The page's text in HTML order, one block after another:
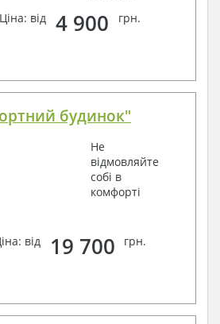
Ціна: від
4 900 грн.
будинок"
Не
відмовляйте
собі в
комфорті
від 19 700 грн.